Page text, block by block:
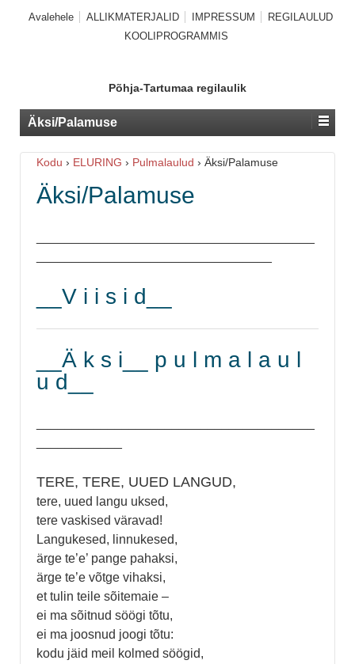
Avalehele ALLIKMATERJALID IMPRESSUM
REGILAULUD
KOOLIPROGRAMMIS
Põhja-Tartumaa regilaulik
Äksi/Palamuse
Kodu › ELURING › Pulmalaulud › Äksi/Palamuse
Äksi/Palamuse
__V i i s i d__
__Ä k s i__ p u l m a l a u l
u d__
TERE, TERE, UUED LANGUD,
tere, uued langu uksed,
tere vaskised väravad!
Langukesed, linnukesed,
ärge te’e’ pange pahaksi,
ärge te’e võtge vihaksi,
et tulin teile sõitemaie –
ei ma sõitnud söögi tõtu,
ei ma joosnud joogi tõtu:
kodu jäid meil kolmed söögid,